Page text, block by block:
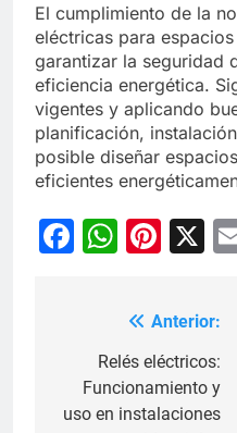
El cumplimiento de la
eléctricas para
garantizar la seguridad
eficiencia energética.
vigentes y aplicando
planificación,
posible diseñar
eficientes
Facebook
X
Navegación
entradas
Anterior:
Relés eléctricos:
Funcionamiento y
uso en instalaciones